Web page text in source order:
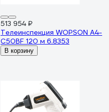
513 954 ₽
Телеинспекция WOPSON A4-
C50BF 120 м 6.8353
В корзину